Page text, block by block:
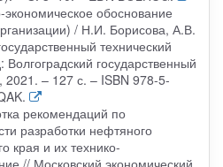
обоснование
/ Н.И. Борисова, А.В.
технический
Волгоградский государственный
2021. – 127 с. – ISBN 978-5-
рекомендаций по
разработки нефтяного
края и их технико-
// Московский экономический